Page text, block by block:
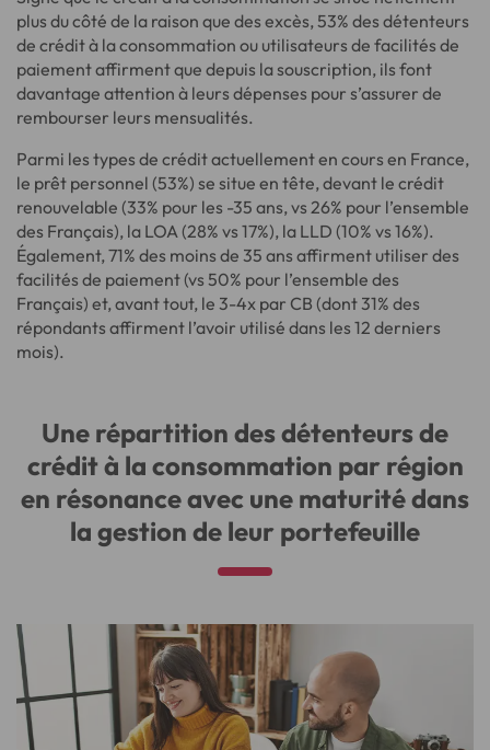
plus du côté de la raison que des excès, 53% des détenteurs
de crédit à la consommation ou utilisateurs de facilités de
paiement affirment que depuis la souscription, ils font
davantage attention à leurs dépenses pour s’assurer de
rembourser leurs mensualités.
Parmi les types de crédit actuellement en cours en France,
le prêt personnel (53%) se situe en tête, devant le crédit
renouvelable (33% pour les -35 ans, vs 26% pour l’ensemble
des Français), la LOA (28% vs 17%), la LLD (10% vs 16%).
Également, 71% des moins de 35 ans affirment utiliser des
facilités de paiement (vs 50% pour l’ensemble des
Français) et, avant tout, le 3-4x par CB (dont 31% des
répondants affirment l’avoir utilisé dans les 12 derniers
mois).
Une répartition des détenteurs de
crédit à la consommation par région
en résonance avec une maturité dans
la gestion de leur portefeuille